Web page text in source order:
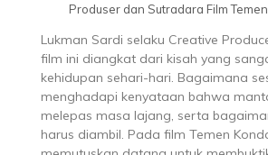
Produser dan Sutradara Film
Lukman Sardi selaku Creative
film ini diangkat dari kisah yang
kehidupan sehari-hari. Bagaimana
menghadapi kenyataan bahwa
melepas masa lajang, serta
harus diambil. Pada film Temen